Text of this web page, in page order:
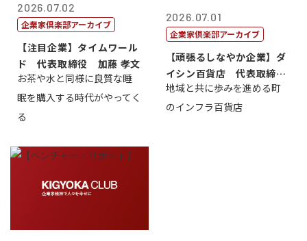
2026.07.02
企業家倶楽部アーカイブ
【注目企業】タイムワール
ド 代表取締役 加藤 孝文
お茶や水と同様に良質な睡
眠を購入する時代がやってく
る
2026.07.01
企業家倶楽部アーカイブ
【頑張るしなやか企業】ダ
イシン百貨店 代表取締役
社長 西山 ...
地域と共に歩みを進める町
のインフラ百貨店